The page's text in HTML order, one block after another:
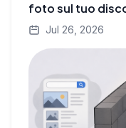
foto sul tuo
Jul 26, 2026